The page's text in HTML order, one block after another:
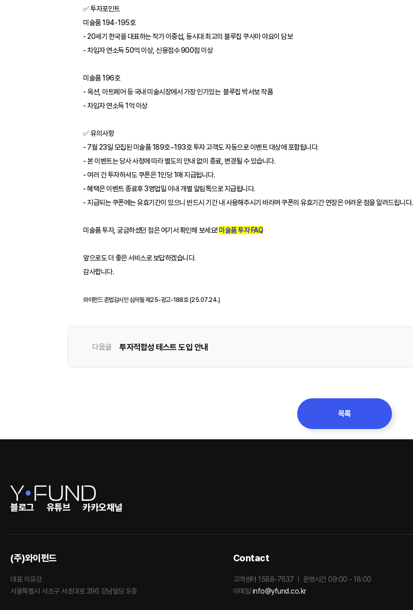
✅ 투자포인트
미술품 194-195호
- 20세기 한국을 대표하는 작가 이중섭, 동시대 최고의 블루칩 쿠사마 야요이 담보
- 차입자 연소득 50억 이상, 신용점수 900점 이상
미술품 196호
- 옥션, 아트페어 등 국내 미술시장에서 가장 인기있는 블루칩 박서보 작품
- 차입자 연소득 1억 이상
✅ 유의사항
- 7월 23일 모집된 미술품 189호~193호 투자 고객도 자동으로 이벤트 대상에 포함됩니다.
- 본 이벤트는 당사 사정에 따라 별도의 안내 없이 종료, 변경될 수 있습니다.
- 여러 건 투자하셔도 쿠폰은 1인당 1매 지급됩니다.
- 혜택은 이벤트 종료후 3영업일 이내 개별 알림톡으로 지급됩니다.
- 지급되는 쿠폰에는 유효기간이 있으니 반드시 기간 내 사용해주시기 바라며 쿠폰의 유효기간 연장은 어려운 점을 알려드립니다.
미술품 투자, 궁금하셨던 점은 여기서 확인해 보세요! 미술품 투자 FAQ
앞으로도 더 좋은 서비스로 보답하겠습니다.
감사합니다.
와이펀드 준법감시인 심의필 제25-광고-188호 (25.07.24.)
다음글 투자적합성 테스트 도입 안내
목록
블로그 유튜브 카카오채널
(주)와이펀드
대표 이유강
서울특별시 서초구 서초대로 396 강남빌딩 9층
Contact
고객센터 1588-7637
운영시간 09:00 - 18:00
이메일 info@yfund.co.kr